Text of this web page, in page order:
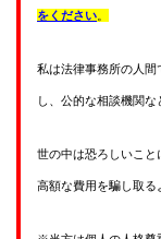
をください。
私は法律事務所の人
し、公的な相談機関な
世の中は恐ろしいこと
高額な費用を騙し取る